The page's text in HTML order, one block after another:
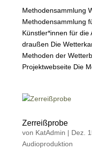
Methodensammlung
Methodensammlung
Künstler*innen für die
draußen Die
Methoden der
Projektwebseite Die
Zerreißprobe
von KatAdmin | Dez.
Audioproduktion